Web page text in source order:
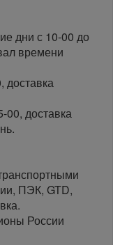
дни с 10-00 до
времени
доставка
00, доставка
ПЭК, GTD,
России